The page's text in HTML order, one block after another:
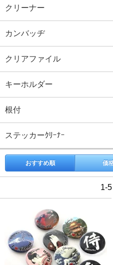
クリーナー
カンバッヂ
クリアファイル
キーホルダー
根付
ステッカーｸﾘｰﾅｰ
おすすめ順 価
1-